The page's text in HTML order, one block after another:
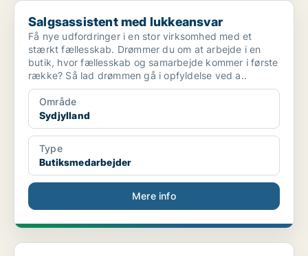
Salgsassistent med lukkeansvar
Salgsassistent med lukkeansvar
Få nye udfordringer i en stor virksomhed med et
stærkt fællesskab. Drømmer du om at arbejde i en
butik, hvor fællesskab og samarbejde kommer i første
række? Så lad drømmen gå i opfyldelse ved a..
Område
Sydjylland
Type
Butiksmedarbejder
Mere info
Deltidssælger